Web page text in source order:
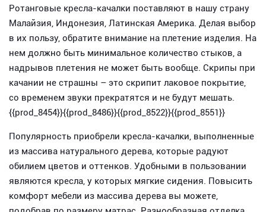
Ротанговые кресла-качалки поставляют в нашу страну
Малайзия, Индонезия, Латинская Америка. Делая выбор
в их пользу, обратите внимание на плетение изделия. На
нем должно быть минимальное количество стыков, а
надрывов плетения не может быть вообще. Скрипы при
качании не страшны – это скрипит лаковое покрытие,
со временем звуки прекратятся и не будут мешать.
{{prod_8454}}{{prod_8486}}{{prod_8522}}{{prod_8551}}
Популярность приобрели кресла-качалки, выполненные
из массива натурального дерева, которые радуют
обилием цветов и оттенков. Удобными в пользовании
являются кресла, у которых мягкие сидения. Повысить
комфорт мебели из массива дерева вы можете,